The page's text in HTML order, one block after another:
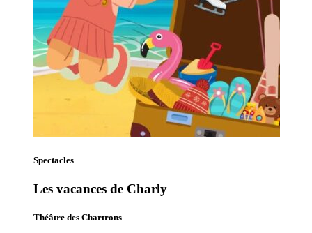
Spectacles
Les vacances de Charly
Théâtre des Chartrons